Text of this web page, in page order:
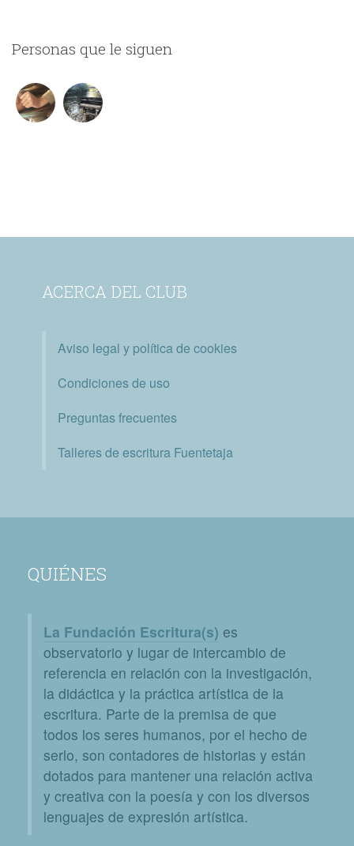
Personas que le siguen
ACERCA DEL CLUB
Aviso legal y política de cookies
Condiciones de uso
Preguntas frecuentes
Talleres de escritura Fuentetaja
QUIÉNES
La Fundación Escritura(s) es
observatorio y lugar de intercambio de
referencia en relación con la investigación,
la didáctica y la práctica artística de la
escritura. Parte de la premisa de que
todos los seres humanos, por el hecho de
serlo, son contadores de historias y están
dotados para mantener una relación activa
y creativa con la poesía y con los diversos
lenguajes de expresión artística.